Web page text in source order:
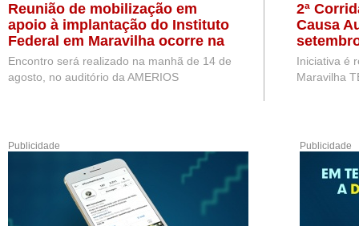
Reunião de mobilização em
apoio à implantação do Instituto
Federal em Maravilha ocorre na
próxima semana, durante visita
de representantes do MEC
Encontro será realizado na manhã de 14 de
agosto, no auditório da AMERIOS
2ª
Causa
Iniciativa é
Maravilha
Publicidade Publicidade